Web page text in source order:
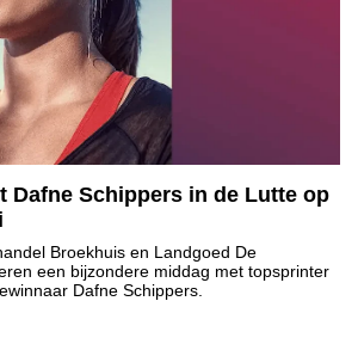
Dafne Schippers in de Lutte op
Broekhuis en Landgoed De
een bijzondere middag met topsprinter
Dafne Schippers.